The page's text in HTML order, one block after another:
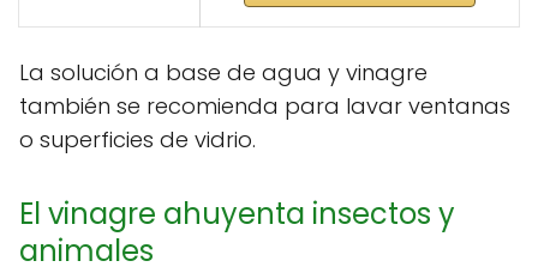
La solución a base de agua y vinagre
también se recomienda para lavar ventanas
o superficies de vidrio.
El vinagre ahuyenta insectos y
animales